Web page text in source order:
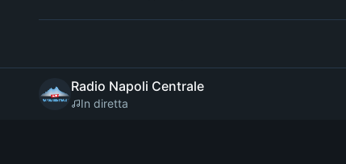
Radio Napoli Centrale
In diretta